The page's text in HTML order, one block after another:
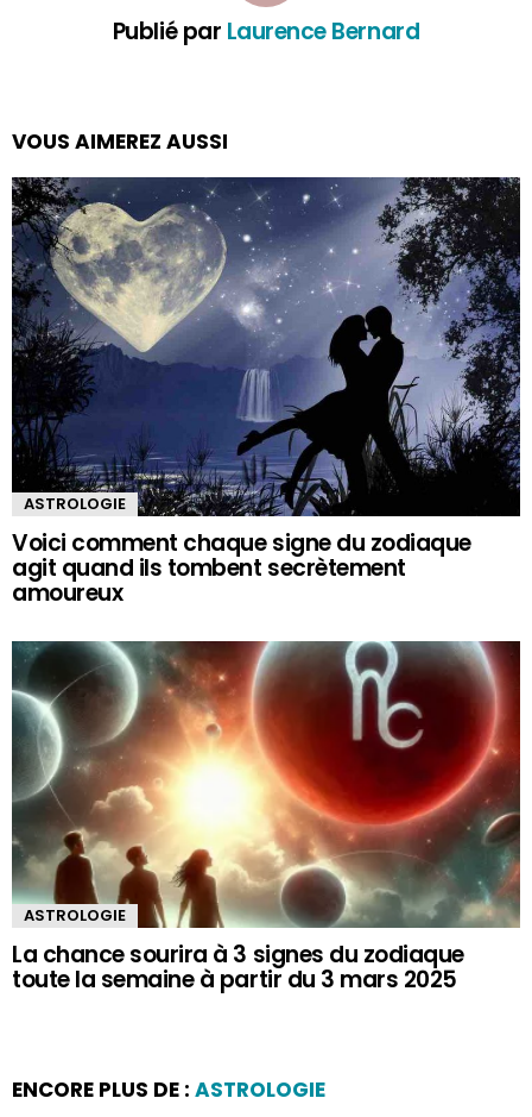
Publié par Laurence Bernard
VOUS AIMEREZ AUSSI
ASTROLOGIE
Voici comment chaque signe du zodiaque
agit quand ils tombent secrètement
amoureux
ASTROLOGIE
La chance sourira à 3 signes du zodiaque
toute la semaine à partir du 3 mars 2025
ENCORE PLUS DE : ASTROLOGIE